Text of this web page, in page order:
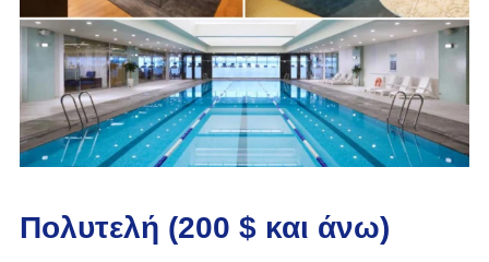
Πολυτελή (200 $ και άνω)